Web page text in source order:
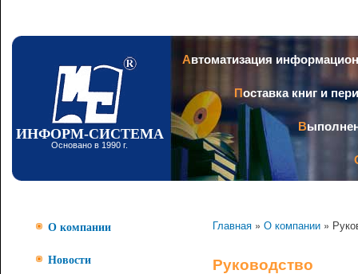
ИНФОРМ-СИСТЕМА
Основано в 1990 г.
Автоматизация
Поставка книг и
О компании
Новости
Главная » О компании »
Руководство